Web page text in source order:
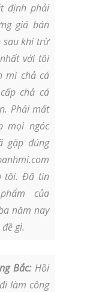
định phải
giá bán
sau khi trừ
với tôi
mì chả cá
chả cá
Phải mất
mọi ngóc
gặp đúng
tôi. Đã tin
của
năm nay
gì.
Bắc: Hồi
làm công